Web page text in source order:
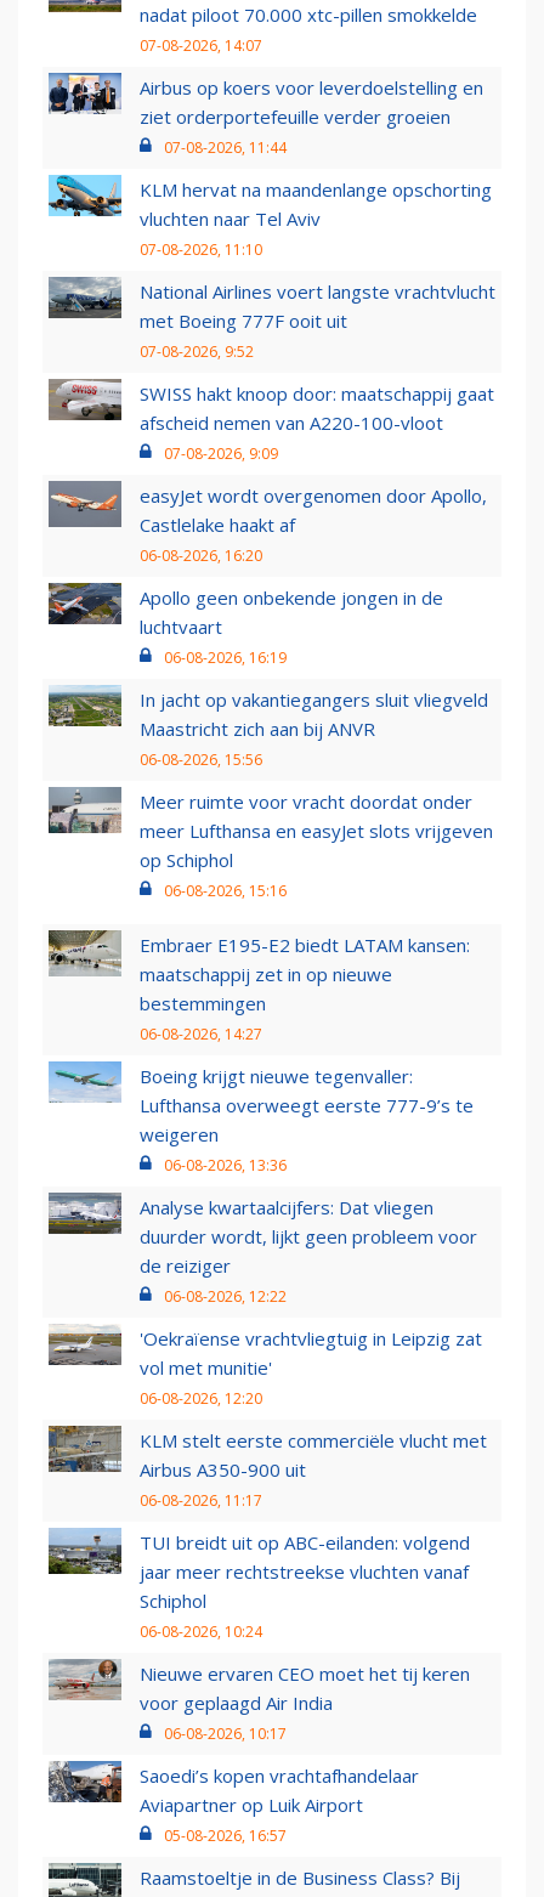
nadat piloot 70.000 xtc-pillen smokkelde
07-08-2026, 14:07
Airbus op koers voor leverdoelstelling en
ziet orderportefeuille verder groeien
07-08-2026, 11:44
KLM hervat na maandenlange opschorting
vluchten naar Tel Aviv
07-08-2026, 11:10
National Airlines voert langste vrachtvlucht
met Boeing 777F ooit uit
07-08-2026, 9:52
SWISS hakt knoop door: maatschappij gaat
afscheid nemen van A220-100-vloot
07-08-2026, 9:09
easyJet wordt overgenomen door Apollo,
Castlelake haakt af
06-08-2026, 16:20
Apollo geen onbekende jongen in de
luchtvaart
06-08-2026, 16:19
In jacht op vakantiegangers sluit vliegveld
Maastricht zich aan bij ANVR
06-08-2026, 15:56
Meer ruimte voor vracht doordat onder
meer Lufthansa en easyJet slots vrijgeven
op Schiphol
06-08-2026, 15:16
Embraer E195-E2 biedt LATAM kansen:
maatschappij zet in op nieuwe
bestemmingen
06-08-2026, 14:27
Boeing krijgt nieuwe tegenvaller:
Lufthansa overweegt eerste 777-9’s te
weigeren
06-08-2026, 13:36
Analyse kwartaalcijfers: Dat vliegen
duurder wordt, lijkt geen probleem voor
de reiziger
06-08-2026, 12:22
'Oekraïense vrachtvliegtuig in Leipzig zat
vol met munitie'
06-08-2026, 12:20
KLM stelt eerste commerciële vlucht met
Airbus A350-900 uit
06-08-2026, 11:17
TUI breidt uit op ABC-eilanden: volgend
jaar meer rechtstreekse vluchten vanaf
Schiphol
06-08-2026, 10:24
Nieuwe ervaren CEO moet het tij keren
voor geplaagd Air India
06-08-2026, 10:17
Saoedi’s kopen vrachtafhandelaar
Aviapartner op Luik Airport
05-08-2026, 16:57
Raamstoeltje in de Business Class? Bij